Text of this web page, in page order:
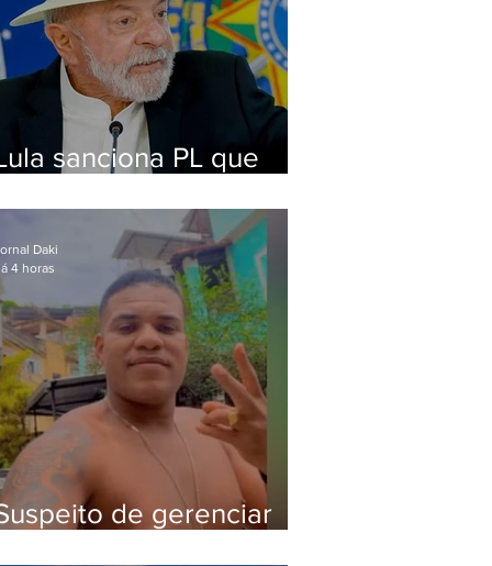
sanciona PL que
contra crianças
de gerenciar
Daki
4 horas